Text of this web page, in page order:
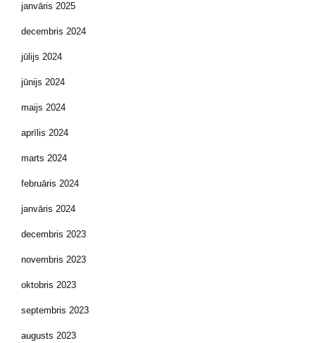
janvāris 2025
decembris 2024
jūlijs 2024
jūnijs 2024
maijs 2024
aprīlis 2024
marts 2024
februāris 2024
janvāris 2024
decembris 2023
novembris 2023
oktobris 2023
septembris 2023
augusts 2023